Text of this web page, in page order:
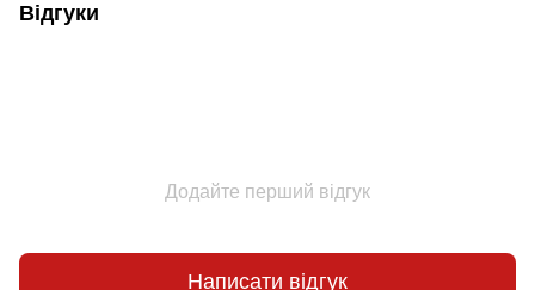
Відгуки
Додайте перший відгук
Написати відгук